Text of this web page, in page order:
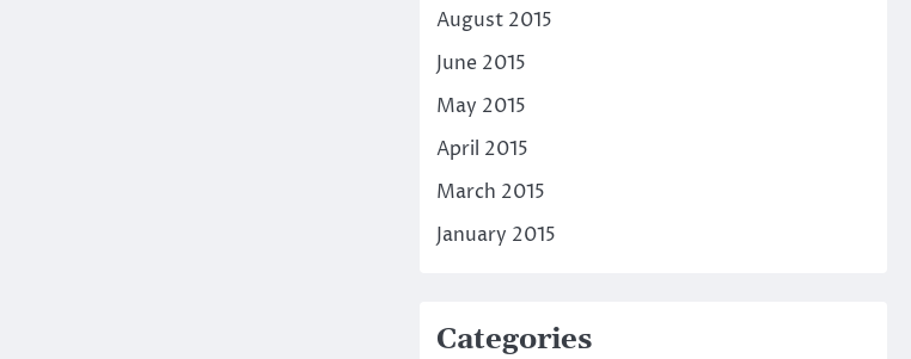
August 2015
June 2015
May 2015
April 2015
March 2015
January 2015
Categories